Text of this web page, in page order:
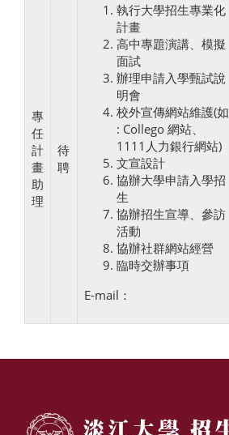
專
任
計
畫
助
理
待
聘
執行大學招生專業化
計畫
高中專題演講、模擬
面試
辦理申請入學甄試說
明會
校外宣傳網站維護(如
: Collego 網站、
1111人力銀行網站)
文宣設計
協辦大學申請入學招
生
協辦招生宣導、參訪
活動
協辦社群網站經營
臨時交辦事項
E-mail：